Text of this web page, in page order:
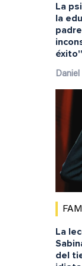
La
la
Daniel
La
del